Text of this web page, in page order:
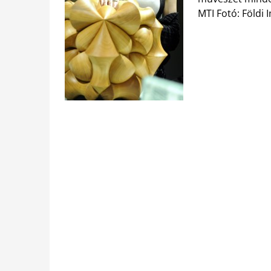
MTI Fotó: Földi